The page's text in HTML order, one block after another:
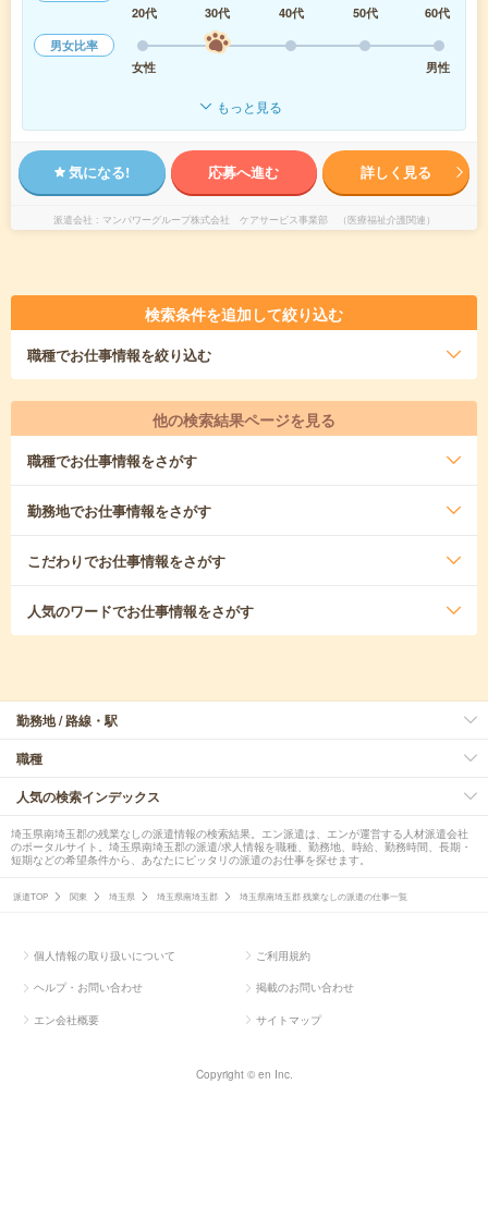
20代
30代 40代 50代
60代
男女比率
女性
男性
もっと見る
気になる! 応募へ進む 詳しく見る
派遣会社 マンパワーグループ株式会社 ケアサービス事業部 （医療福祉介護関連）
検索条件を追加して絞り込む
職種でお仕事情報を絞り込む
他の検索結果ページを見る
職種でお仕事情報をさがす
勤務地でお仕事情報をさがす
こだわりでお仕事情報をさがす
人気のワードでお仕事情報をさがす
勤務地 / 路線・駅
職種
人気の検索インデックス
埼玉県南埼玉郡の残業なしの派遣情報の検索結果。エン派遣は、エンが運営する人材派遣会社
のポータルサイト。埼玉県南埼玉郡の派遣/求人情報を職種、勤務地、時給、勤務時間、長期・
短期などの希望条件から、あなたにピッタリの派遣のお仕事を探せます。
派遣TOP 関東 埼玉県 埼玉県南埼玉郡 埼玉県南埼玉郡 残業なしの派遣の仕事一覧
個人情報の取り扱いについて ご利用規約
ヘルプ・お問い合わせ 掲載のお問い合わせ
エン会社概要 サイトマップ
Copyright © en Inc.